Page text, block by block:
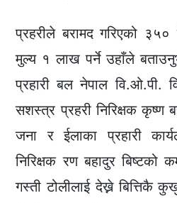
प्रहरीले बरामद गरिएको
मुल्य १ लाख पर्ने उहाँले
प्रहारी बल नेपाल वि.ओ.पी.
सशस्त्र प्रहरी निरिक्षक कृष्ण
जना र ईलाका प्रहारी
निरिक्षक रण बहादुर
गस्ती टोलीलाई देख्ने बित्तिकै